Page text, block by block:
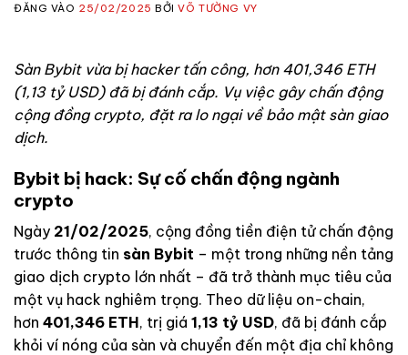
ĐĂNG VÀO 25/02/2025 BỞIVÕ TƯỜNG VY
Sàn Bybit vừa bị hacker tấn công, hơn 401,346 ETH
(1,13 tỷ USD) đã bị đánh cắp. Vụ việc gây chấn động
cộng đồng crypto, đặt ra lo ngại về bảo mật sàn giao
dịch.
Bybit bị hack: Sự cố chấn động ngành
crypto
Ngày 21/02/2025, cộng đồng tiền điện tử chấn động
trước thông tin sàn Bybit – một trong những nền tảng
giao dịch crypto lớn nhất – đã trở thành mục tiêu của
một vụ hack nghiêm trọng. Theo dữ liệu on-chain,
hơn 401,346 ETH, trị giá 1,13 tỷ USD, đã bị đánh cắp
khỏi ví nóng của sàn và chuyển đến một địa chỉ không